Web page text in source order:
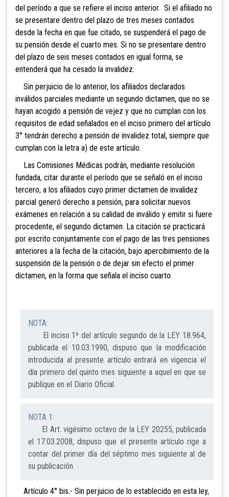
del período a que se refiere el inciso anterior. Si el afiliado no
se presentare dentro del plazo de tres meses contados
desde la fecha en que fue citado, se suspenderá el pago de
su pensión desde el cuarto mes. Si no se presentare dentro
del plazo de seis meses contados en igual forma, se
entenderá que ha cesado la invalidez.
Sin perjuicio de lo anterior, los afiliados declarados
inválidos parciales mediante un segundo dictamen, que no se
hayan acogido a pensión de vejez y que no cumplan con los
requisitos de edad señalados en el inciso primero del artículo
3° tendrán derecho a pensión de invalidez total, siempre que
cumplan con la letra a) de este artículo.
Las Comisiones Médicas podrán, mediante resolución
fundada, citar durante el período que se señaló en el inciso
tercero, a los afiliados cuyo primer dictamen de invalidez
parcial generó derecho a pensión, para solicitar nuevos
exámenes en relación a su calidad de inválido y emitir si fuere
procedente, el segundo dictamen. La citación se practicará
por escrito conjuntamente con el pago de las tres pensiones
anteriores a la fecha de la citación, bajo apercibimiento de la
suspensión de la pensión o de dejar sin efecto el primer
dictamen, en la forma que señala el inciso cuarto.
NOTA:
El inciso 1º del artículo segundo de la LEY 18.964,
publicada el 10.03.1990, dispuso que la modificación
introducida al presente artículo entrará en vigencia el
día primero del quinto mes siguiente a aquel en que se
publique en el Diario Oficial.
NOTA 1:
El Art. vigésimo octavo de la LEY 20255, publicada
el 17.03.2008, dispuso que el presente artículo rige a
contar del primer día del séptimo mes siguiente al de
su publicación.
Artículo 4° bis.- Sin perjuicio de lo establecido en esta ley,